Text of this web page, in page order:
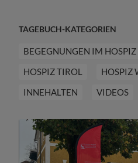
TAGEBUCH-KATEGORIEN
BEGEGNUNGEN IM HOSPIZ
HOSPIZ TIROL
HOSPIZ
INNEHALTEN
VIDEOS